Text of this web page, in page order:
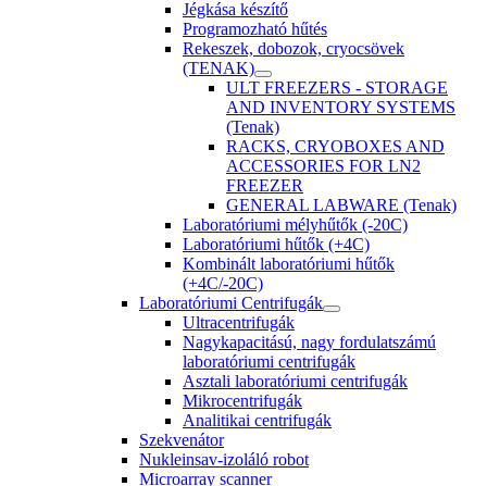
Jégkása készítő
Programozható hűtés
Rekeszek, dobozok, cryocsövek
(TENAK)
ULT FREEZERS - STORAGE
AND INVENTORY SYSTEMS
(Tenak)
RACKS, CRYOBOXES AND
ACCESSORIES FOR LN2
FREEZER
GENERAL LABWARE (Tenak)
Laboratóriumi mélyhűtők (-20C)
Laboratóriumi hűtők (+4C)
Kombinált laboratóriumi hűtők
(+4C/-20C)
Laboratóriumi Centrifugák
Ultracentrifugák
Nagykapacitású, nagy fordulatszámú
laboratóriumi centrifugák
Asztali laboratóriumi centrifugák
Mikrocentrifugák
Analitikai centrifugák
Szekvenátor
Nukleinsav-izoláló robot
Microarray scanner